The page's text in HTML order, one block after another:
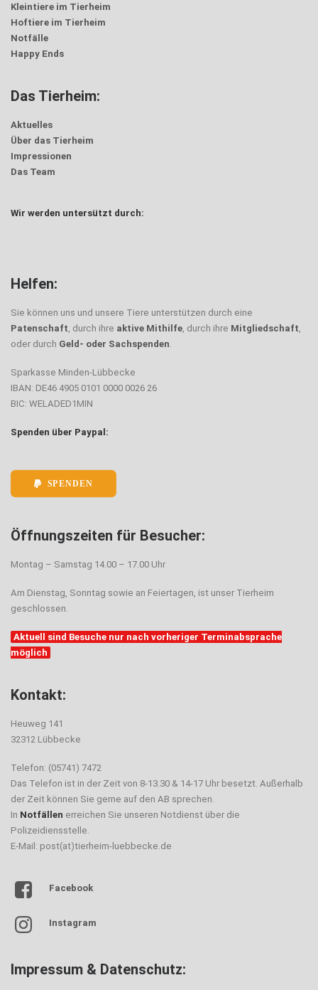
Kleintiere im Tierheim
Hoftiere im Tierheim
Notfälle
Happy Ends
Das Tierheim:
Aktuelles
Über das Tierheim
Impressionen
Das Team
Wir werden untersützt durch:
Helfen:
Sie können uns und unsere Tiere unterstützen durch eine
Patenschaft, durch ihre aktive Mithilfe, durch ihre Mitgliedschaft,
oder durch Geld- oder Sachspenden.
Sparkasse Minden-Lübbecke
IBAN: DE46 4905 0101 0000 0026 26
BIC: WELADED1MIN
Spenden über Paypal:
SPENDEN
Öffnungszeiten für Besucher:
Montag – Samstag 14.00 – 17.00 Uhr
Am Dienstag, Sonntag sowie an Feiertagen, ist unser Tierheim
geschlossen.
Aktuell sind Besuche nur nach vorheriger Terminabsprache
möglich
Kontakt:
Heuweg 141
32312 Lübbecke
Telefon: (05741) 7472
Das Telefon ist in der Zeit von 8-13.30 & 14-17 Uhr besetzt. Außerhalb
der Zeit können Sie gerne auf den AB sprechen.
In Notfällen erreichen Sie unseren Notdienst über die
Polizeidiensstelle.
E-Mail: post(at)tierheim-luebbecke.de
Facebook
Instagram
Impressum & Datenschutz: